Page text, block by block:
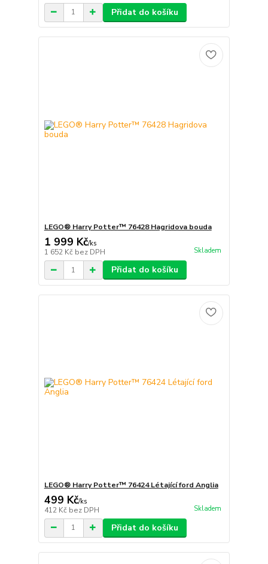
Přidat do košíku
LEGO® Harry Potter™ 76428 Hagridova bouda
1 999 Kč/ks
1 652 Kč bez DPH Skladem
Přidat do košíku
LEGO® Harry Potter™ 76424 Létající ford Anglia
499 Kč/ks
412 Kč bez DPH Skladem
Přidat do košíku